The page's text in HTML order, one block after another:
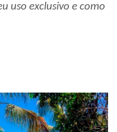
uso exclusivo e como